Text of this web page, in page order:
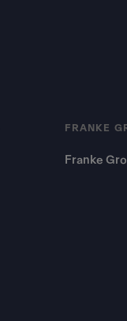
FRANKE
Franke